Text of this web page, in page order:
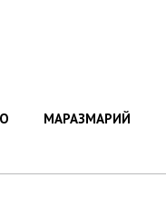
МАРАЗМАРИЙ